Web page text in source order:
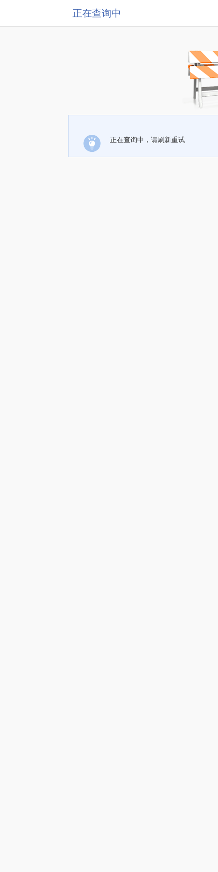
正在查询中
正在查询中，请刷新重试